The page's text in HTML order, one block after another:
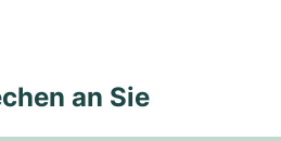
an Sie